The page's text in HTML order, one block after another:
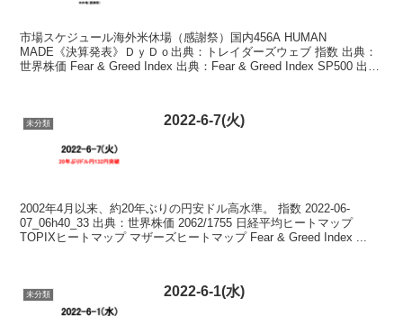
市場スケジュール海外米休場（感謝祭）国内456A HUMAN
MADE《決算発表》ＤｙＤｏ出典：トレイダーズウェブ 指数 出典：
世界株価 Fear & Greed Index 出典：Fear & Greed Index SP500 出
未分類 2022-6-7(火)
2002年4月以来、約20年ぶりの円安ドル高水準。 指数 2022-06-
07_06h40_33 出典：世界株価 2062/1755 日経平均ヒートマップ
TOPIXヒートマップ マザーズヒートマップ Fear & Greed Index ...
未分類 2022-6-1(水)